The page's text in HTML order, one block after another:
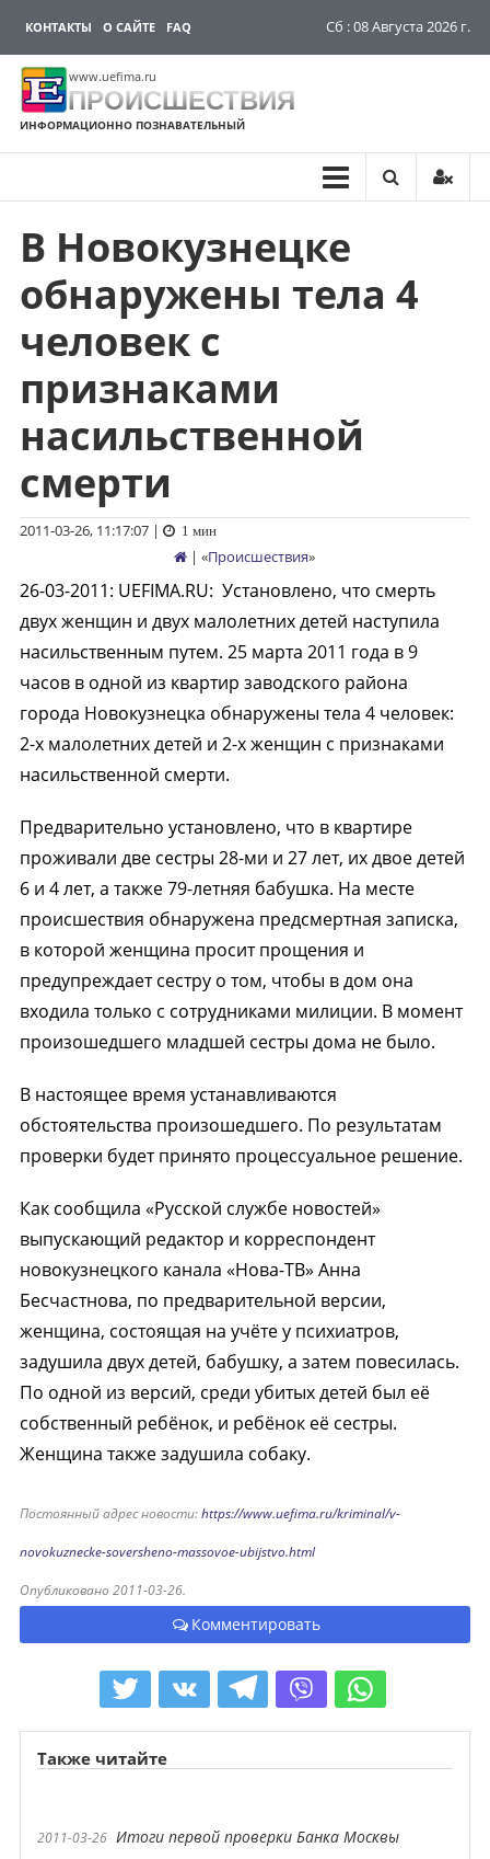
КОНТАКТЫ О САЙТЕ FAQ Сб : 08 Августа 2026 г.
www.uefima.ru
ПРОИСШЕСТВИЯ
ИНФОРМАЦИОННО ПОЗНАВАТЕЛЬНЫЙ
Перейти
содержимому
В Новокузнецке
обнаружены тела 4
человек с
признаками
насильственной
смерти
2011-03-26, 11:17:07| 1 мин
| «Происшествия»
26-03-2011: UEFIMA.RU: Установлено, что смерть
двух женщин и двух малолетних детей наступила
насильственным путем. 25 марта 2011 года в 9
часов в одной из квартир заводского района
города Новокузнецка обнаружены тела 4 человек:
2-х малолетних детей и 2-х женщин с признаками
насильственной смерти.
Предварительно установлено, что в квартире
проживали две сестры 28-ми и 27 лет, их двое детей
6 и 4 лет, а также 79-летняя бабушка. На месте
происшествия обнаружена предсмертная записка,
в которой женщина просит прощения и
предупреждает сестру о том, чтобы в дом она
входила только с сотрудниками милиции. В момент
произошедшего младшей сестры дома не было.
В настоящее время устанавливаются
обстоятельства произошедшего. По результатам
проверки будет принято процессуальное решение.
Как сообщила «Русской службе новостей»
выпускающий редактор и корреспондент
новокузнецкого канала «Нова-ТВ» Анна
Бесчастнова, по предварительной версии,
женщина, состоящая на учёте у психиатров,
задушила двух детей, бабушку, а затем повесилась.
По одной из версий, среди убитых детей был её
собственный ребёнок, и ребёнок её сестры.
Женщина также задушила собаку.
Постоянный адрес новости:https://www.uefima.ru/kriminal/v-
novokuznecke-soversheno-massovoe-ubijstvo.html
Опубликовано 2011-03-26.
Комментировать
Также читайте
2011-03-26 Итоги первой проверки Банка Москвы